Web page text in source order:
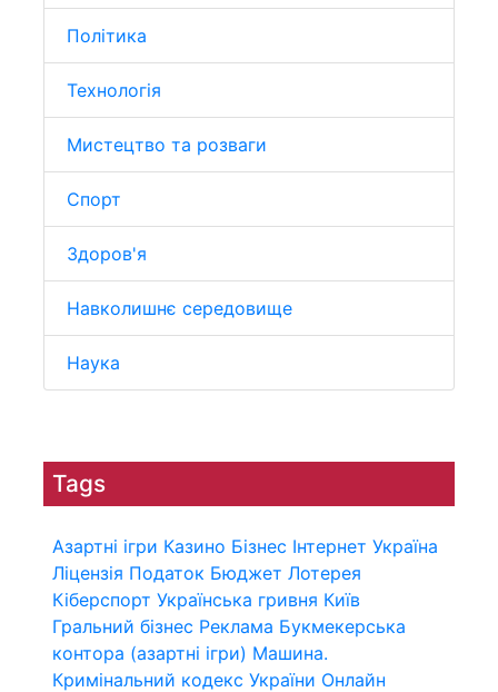
Політика
Технологія
Мистецтво та розваги
Спорт
Здоров'я
Навколишнє середовище
Наука
Tags
Азартні ігри Казино Бізнес Інтернет Україна
Ліцензія Податок Бюджет Лотерея
Кіберспорт Українська гривня Київ
Гральний бізнес Реклама Букмекерська
контора (азартні ігри) Машина.
Кримінальний кодекс України Онлайн